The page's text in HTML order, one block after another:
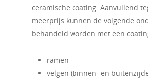
ceramische coating. Aanvullend
meerprijs kunnen de volgende
behandeld worden met een
ramen
velgen (binnen- en